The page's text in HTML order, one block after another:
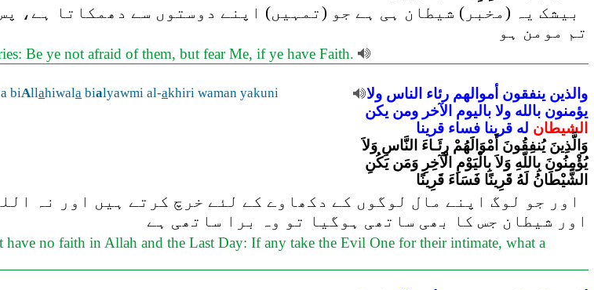
بیشک یہ (مخبر) شیطان ہی ہے جو (تمہیں) اپنے دوستوں سے دھمکاتا ہے،
تم مومن ہو
Be ye not afraid of them, but fear Me, if ye have Faith.
biAllahiwala bialyawmi al-akhiri waman yakuni
والذين ينفقون أموالهم رئاء الناس ولا
يؤمنون بالله ولا باليوم الآخر ومن يكن
الشيطان له قرينا فساء قرينا
وَالَّذِينَ يُنفِقُونَ أَمْوَالَهُمْ رِئَـاءَ النَّاسِ وَلاَ
يُؤْمِنُونَ بِاللّهِ وَلاَ بِالْيَوْمِ الْآخِرِ وَمَن يَكُنِ
الشَّيْطَانُ لَهُ قَرِينًا فَسَاءَ قَرِينًا
اور جو لوگ اپنے مال لوگوں کے دکھاوے کے لئے خرچ کرتے ہیں اور نہ
اور شیطان جس کا بھی ساتھی ہوگیا تو وہ برا ساتھی ہے
have no faith in Allah and the Last Day: If any take the Evil One for their intimate, what a